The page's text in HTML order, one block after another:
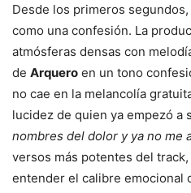
Desde los primeros segundos,
como una confesión. La
atmósferas densas con
de Arquero en un tono
no cae en la melancolía
lucidez de quien ya empezó a
nombres del dolor y ya no me
versos más potentes del
entender el calibre emocional